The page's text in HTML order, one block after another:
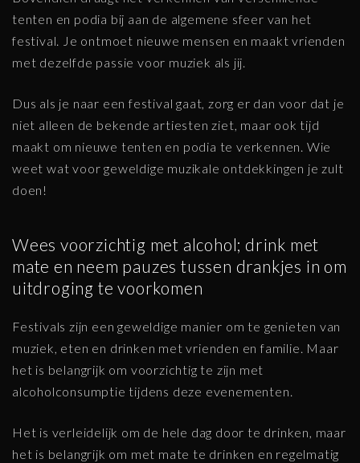
tenten en podia bij aan de algemene sfeer van het
festival. Je ontmoet nieuwe mensen en maakt vrienden
met dezelfde passie voor muziek als jij.
Dus als je naar een festival gaat, zorg er dan voor dat je
niet alleen de bekende artiesten ziet, maar ook tijd
maakt om nieuwe tenten en podia te verkennen. Wie
weet wat voor geweldige muzikale ontdekkingen je zult
doen!
Wees voorzichtig met alcohol; drink met
mate en neem pauzes tussen drankjes in om
uitdroging te voorkomen
Festivals zijn een geweldige manier om te genieten van
muziek, eten en drinken met vrienden en familie. Maar
het is belangrijk om voorzichtig te zijn met
alcoholconsumptie tijdens deze evenementen.
Het is verleidelijk om de hele dag door te drinken, maar
het is belangrijk om met mate te drinken en regelmatig